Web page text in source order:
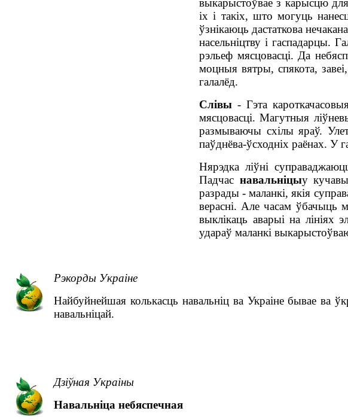
выкарыстоўвае з карысцю
іх і такіх, што могуць
ўзнікаюць дастаткова
насельніцтву і гаспадарцы.
рэльеф мясцовасці. Да
моцныя вятры, спякота,
галалёд.
Слівы - Гэта
мясцовасці. Магутныя
размываючы схілы яраў.
паўднёва-ўсходніх раёнах. У
Нярэдка ліўні
Падчас навальніцыу
разрады - маланкі, якія
верасні. Але часам ўбачыць
выклікаць аварыі на лініях
удараў маланкі
Рэкорды Украіне
Найбуйнейшая колькасць навальніц ва Украіне бывае ва
навальніцай.
Дзіўная Украіны
Навальніца небяспечная